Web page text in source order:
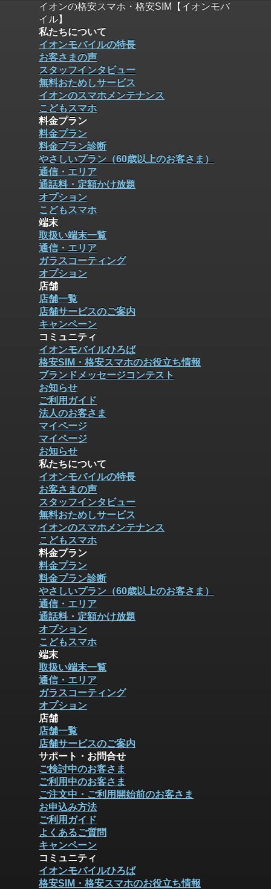
イオンの格安スマホ・格安SIM【イオンモバ
イル】
私たちについて
イオンモバイルの特長
お客さまの声
スタッフインタビュー
無料おためしサービス
イオンのスマホメンテナンス
こどもスマホ
料金プラン
料金プラン
料金プラン診断
やさしいプラン（60歳以上のお客さま）
通信・エリア
通話料・定額かけ放題
オプション
こどもスマホ
端末
取扱い端末一覧
通信・エリア
ガラスコーティング
オプション
店舗
店舗一覧
店舗サービスのご案内
キャンペーン
コミュニティ
イオンモバイルひろば
格安SIM・格安スマホのお役立ち情報
ブランドメッセージコンテスト
お知らせ
ご利用ガイド
法人のお客さま
マイページ
マイページ
お知らせ
私たちについて
イオンモバイルの特長
お客さまの声
スタッフインタビュー
無料おためしサービス
イオンのスマホメンテナンス
こどもスマホ
料金プラン
料金プラン
料金プラン診断
やさしいプラン（60歳以上のお客さま）
通信・エリア
通話料・定額かけ放題
オプション
こどもスマホ
端末
取扱い端末一覧
通信・エリア
ガラスコーティング
オプション
店舗
店舗一覧
店舗サービスのご案内
サポート・お問合せ
ご検討中のお客さま
ご利用中のお客さま
ご注文中・ご利用開始前のお客さま
お申込み方法
ご利用ガイド
よくあるご質問
キャンペーン
コミュニティ
イオンモバイルひろば
格安SIM・格安スマホのお役立ち情報